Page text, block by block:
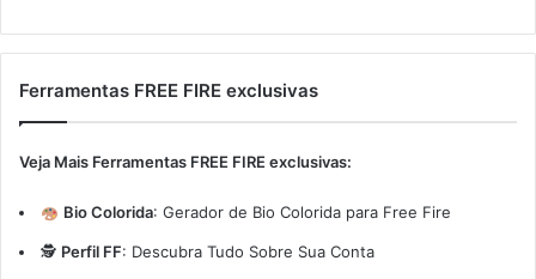
Ferramentas FREE FIRE exclusivas
Veja Mais Ferramentas FREE FIRE exclusivas:
Bio Colorida: Gerador de Bio Colorida para Free Fire
🕵️ Perfil FF: Descubra Tudo Sobre Sua Conta